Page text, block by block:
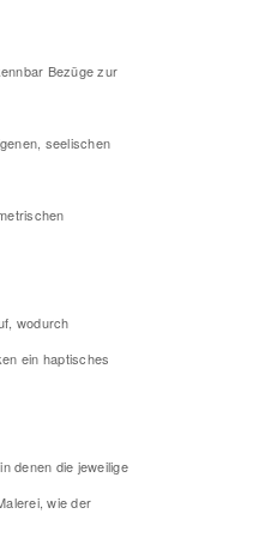
Bezüge zur
seelischen
wodurch
ein haptisches
denen die jeweilige
wie der